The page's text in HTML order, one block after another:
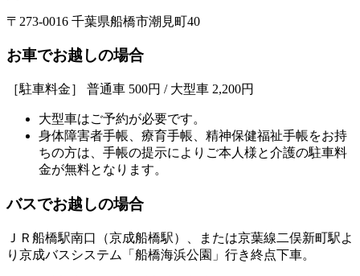
〒273-0016 千葉県船橋市潮見町40
お車でお越しの場合
［駐車料金］ 普通車 500円 / 大型車 2,200円
大型車はご予約が必要です。
身体障害者手帳、療育手帳、精神保健福祉手帳をお持
ちの方は、手帳の提示によりご本人様と介護の駐車料
金が無料となります。
バスでお越しの場合
ＪＲ船橋駅南口（京成船橋駅）、または京葉線二俣新町駅よ
り京成バスシステム「船橋海浜公園」行き終点下車。